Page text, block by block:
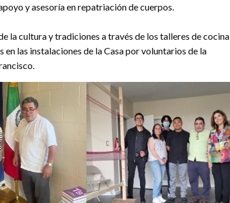
y asesoría en repatriación de cuerpos.
la cultura y tradiciones a través de los talleres de cocina
las instalaciones de la Casa por voluntarios de la